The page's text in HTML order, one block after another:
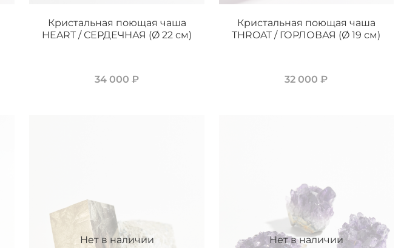
Кристальная поющая чаша
HEART / СЕРДЕЧНАЯ (Ø 22 см)
34 000 ₽
Кристальная поющая чаша
THROAT / ГОРЛОВАЯ (Ø 19 см)
32 000 ₽
Нет в наличии Нет в наличии